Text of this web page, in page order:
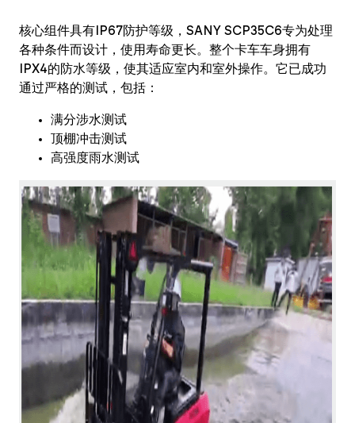
核心组件具有IP67防护等级，SANY SCP35C6专为处理
各种条件而设计，使用寿命更长。整个卡车车身拥有
IPX4的防水等级，使其适应室内和室外操作。它已成功
通过严格的测试，包括：
满分涉水测试
顶棚冲击测试
高强度雨水测试